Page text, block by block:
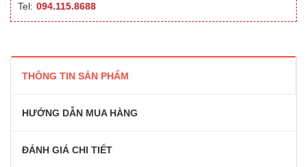
Tel: 094.115.8688
THÔNG TIN SẢN PHẨM
HƯỚNG DẪN MUA HÀNG
ĐÁNH GIÁ CHI TIẾT